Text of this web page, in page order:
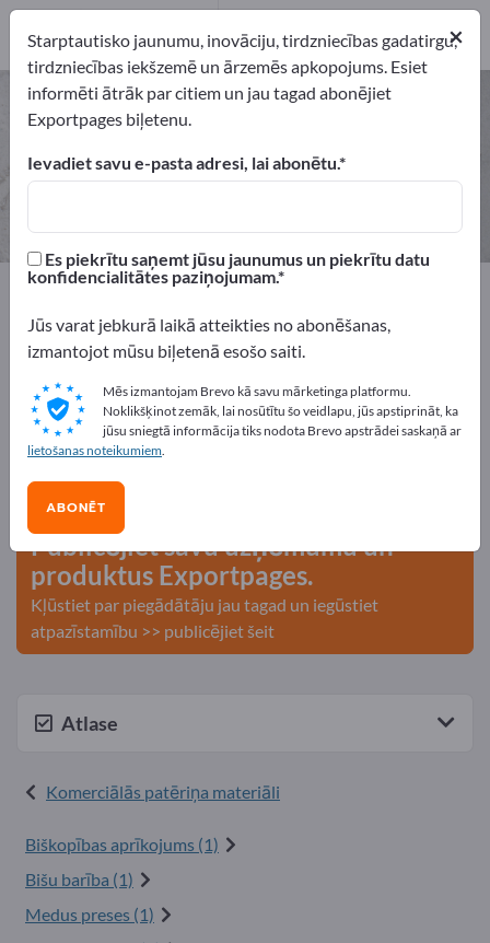
Biškopības piederumi – atrodiet
ražotājus un piegādātājus
1
Izplatītāji
Exportpages
Izejvielas
Komerciālās patēriņa materiāli
Biškopības piederumi
Reklāmējieties bez maksas
Exportpages!
kontakti >> sāciet šeit
Publicējiet savu uzņēmumu un
produktus Exportpages.
Kļūstiet par piegādātāju jau tagad un iegūstiet
atpazīstamību >> publicējiet šeit
Atlase
Komerciālās patēriņa materiāli
Biškopības aprīkojums (1)
Bišu barība (1)
Medus preses (1)
×
Starptautisko jaunumu, inovāciju, tirdzniecības gadatirgu,
tirdzniecības iekšzemē un ārzemēs apkopojums. Esiet
informēti ātrāk par citiem un jau tagad abonējiet
Exportpages biļetenu.
Ievadiet savu e-pasta adresi, lai abonētu.
Es piekrītu saņemt jūsu jaunumus un piekrītu datu
konfidencialitātes paziņojumam.
Jūs varat jebkurā laikā atteikties no abonēšanas,
izmantojot mūsu biļetenā esošo saiti.
Mēs izmantojam Brevo kā savu mārketinga platformu.
Noklikšķinot zemāk, lai nosūtītu šo veidlapu, jūs apstiprināt, ka
jūsu sniegtā informācija tiks nodota Brevo apstrādei saskaņā ar
lietošanas noteikumiem.
ABONĒT